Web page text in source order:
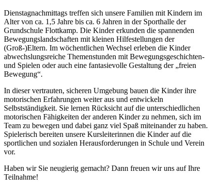
Dienstagnachmittags treffen sich unsere Familien mit Kindern im
Alter von ca. 1,5 Jahre bis ca. 6 Jahren in der Sporthalle der
Grundschule Flottkamp. Die Kinder erkunden die spannenden
Bewegungslandschaften mit kleinen Hilfestellungen der
(Groß-)Eltern. Im wöchentlichen Wechsel erleben die Kinder
abwechslungsreiche Themenstunden mit Bewegungsgeschichten-
und Spielen oder auch eine fantasievolle Gestaltung der „freien
Bewegung“.
In dieser vertrauten, sicheren Umgebung bauen die Kinder ihre
motorischen Erfahrungen weiter aus und entwickeln
Selbstständigkeit. Sie lernen Rücksicht auf die unterschiedlichen
motorischen Fähigkeiten der anderen Kinder zu nehmen, sich im
Team zu bewegen und dabei ganz viel Spaß miteinander zu haben.
Spielerisch bereiten unsere Kursleiterinnen die Kinder auf die
sportlichen und sozialen Herausforderungen in Schule und Verein
vor.
Haben wir Sie neugierig gemacht? Dann freuen wir uns auf Ihre
Teilnahme!